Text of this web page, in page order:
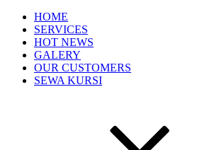
HOME
SERVICES
HOT NEWS
GALERY
OUR CUSTOMERS
SEWA KURSI